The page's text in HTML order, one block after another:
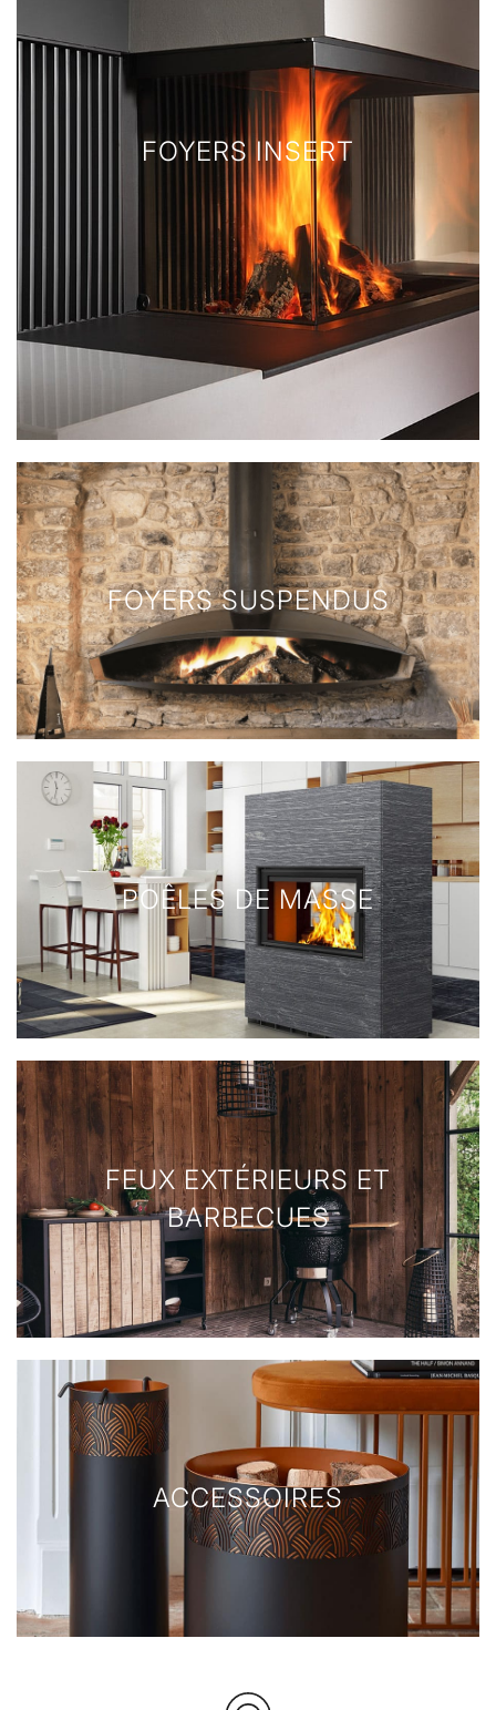
FOYERS INSERT
FOYERS SUSPENDUS
POÊLES DE MASSE
FEUX EXTÉRIEURS ET
BARBECUES
ACCESSOIRES